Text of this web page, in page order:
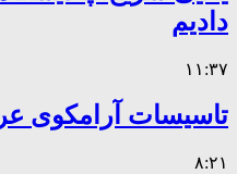
دادیم
۱۱:۳۷
تاسیسات آرامکوی
۸:۲۱